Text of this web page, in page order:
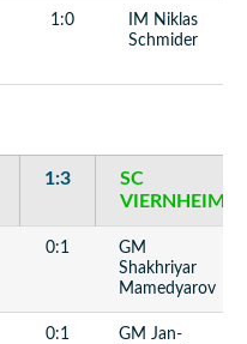
1:0
IM Niklas
Schmider
1:3
SC
VIERNHEIM
0:1
GM
Shakhriyar
Mamedyarov
0:1
GM Jan-